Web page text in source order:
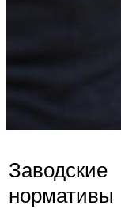
Заводские
нормативы